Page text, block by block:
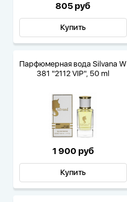
805 руб
Купить
Парфюмерная вода Silvana W
381 "2112 VIP", 50 ml
1 900 руб
Купить